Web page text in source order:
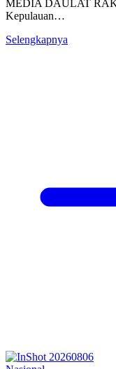
MEDIA DAULAT
Kepulauan…
Selengkapnya